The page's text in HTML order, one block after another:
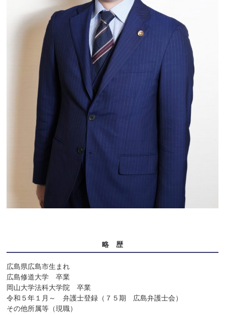
略 歴
広島県広島市生まれ
広島修道大学　卒業
岡山大学法科大学院　卒業
令和５年１月～　弁護士登録（７５期　広島弁護士会）
その他所属等（現職）